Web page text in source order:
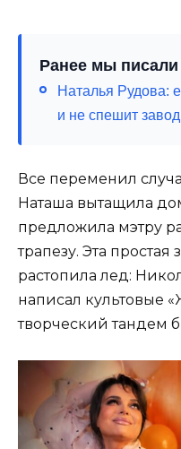
Ранее мы писали
Наталья Рудова:
и не спешит
Все переменил
Наташа вытащила
предложила мэтру
трапезу. Эта простая
растопила лед:
написал культовые
творческий тандем